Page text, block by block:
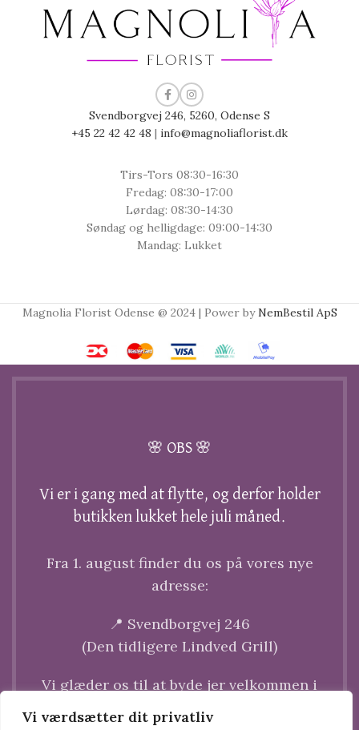
Vi værdsætter dit privatliv
Svendborgvej 246, 5260, Odense S
+45 22 42 42 48 | info@magnoliaflorist.dk
Tirs-Tors 08:30-16:30
Fredag: 08:30-17:00
Lørdag: 08:30-14:30
Søndag og helligdage: 09:00-14:30
Mandag: Lukket
Magnolia Florist Odense @ 2024 | Power byNemBestil ApS
🌸 OBS 🌸
Vi er i gang med at flytte, og derfor holder
butikken lukket hele juli måned.
Fra 1. august finder du os på vores nye
adresse:
📍 Svendborgvej 246
(Den tidligere Lindved Grill)
Vi glæder os til at byde jer velkommen i
vores nye butik.